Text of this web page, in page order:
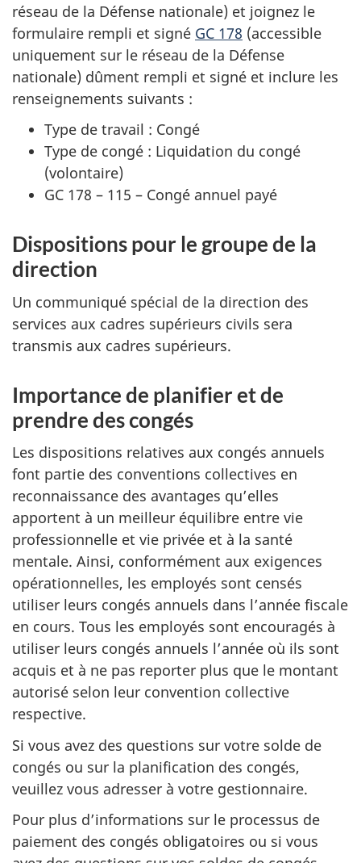
réseau de la Défense nationale) et joignez le
formulaire rempli et signé GC 178 (accessible
uniquement sur le réseau de la Défense
nationale) dûment rempli et signé et inclure les
renseignements suivants :
Type de travail : Congé
Type de congé : Liquidation du congé
(volontaire)
GC 178 – 115 – Congé annuel payé
Dispositions pour le groupe de la
direction
Un communiqué spécial de la direction des
services aux cadres supérieurs civils sera
transmis aux cadres supérieurs.
Importance de planifier et de
prendre des congés
Les dispositions relatives aux congés annuels
font partie des conventions collectives en
reconnaissance des avantages qu’elles
apportent à un meilleur équilibre entre vie
professionnelle et vie privée et à la santé
mentale. Ainsi, conformément aux exigences
opérationnelles, les employés sont censés
utiliser leurs congés annuels dans l’année fiscale
en cours. Tous les employés sont encouragés à
utiliser leurs congés annuels l’année où ils sont
acquis et à ne pas reporter plus que le montant
autorisé selon leur convention collective
respective.
Si vous avez des questions sur votre solde de
congés ou sur la planification des congés,
veuillez vous adresser à votre gestionnaire.
Pour plus d’informations sur le processus de
paiement des congés obligatoires ou si vous